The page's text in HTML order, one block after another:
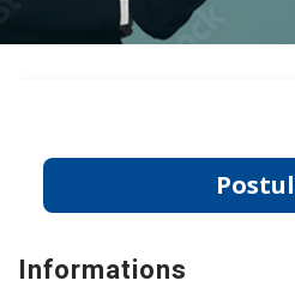
Informations